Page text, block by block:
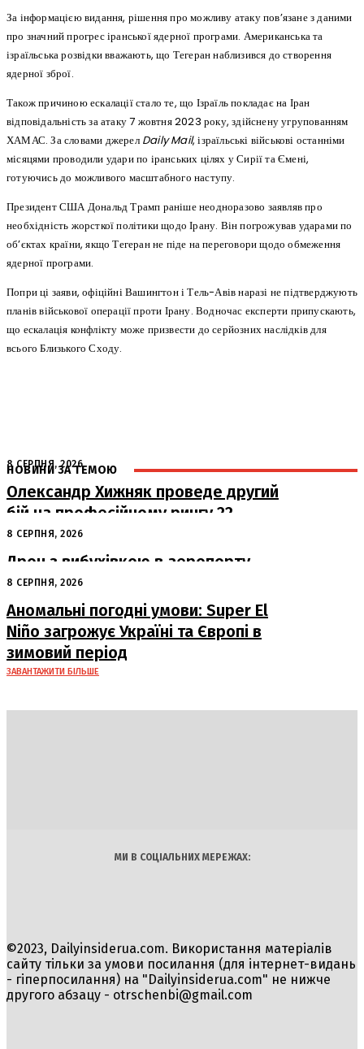
За інформацією видання, рішення про можливу атаку пов’язане з даними
про значний прогрес іранської ядерної програми. Американська та
ізраїльська розвідки вважають, що Тегеран наблизився до створення
ядерної зброї.
Також причиною ескалації стало те, що Ізраїль покладає на Іран
відповідальність за атаку 7 жовтня 2023 року, здійснену угрупованням
ХАМАС. За словами джерел Daily Mail, ізраїльські військові останніми
місяцями проводили удари по іранських цілях у Сирії та Ємені,
готуючись до можливого масштабного наступу.
Президент США Дональд Трамп раніше неодноразово заявляв про
необхідність жорсткої політики щодо Ірану. Він погрожував ударами по
об’єктах країни, якщо Тегеран не піде на переговори щодо обмеження
ядерної програми.
Попри ці заяви, офіційні Вашингтон і Тель-Авів наразі не підтверджують
планів військової операції проти Ірану. Водночас експерти припускають,
що ескалація конфлікту може призвести до серйозних наслідків для
всього Близького Сходу.
НОВИНИ ЗА ТЕМОЮ
8 СЕРПНЯ, 2026
Олександр Хижняк проведе другий
бій на професійному рингу 22
серпня у Львові
8 СЕРПНЯ, 2026
Дрон з вибухівкою в аеропорту
Лейпцига: США підозрюють Росію
8 СЕРПНЯ, 2026
Аномальні погодні умови: Super El
Niño загрожує Україні та Європі в
зимовий період
ЗАВАНТАЖИТИ БІЛЬШЕ
МИ В СОЦІАЛЬНИХ МЕРЕЖАХ:
©2023, Dailyinsiderua.com. Використання матеріалів
сайту тільки за умови посилання (для інтернет-видань
- гіперпосилання) на "Dailyinsiderua.com" не нижче
другого абзацу - otrschenbi@gmail.com